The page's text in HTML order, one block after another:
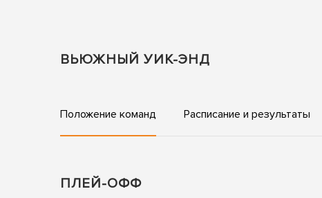
ВЬЮЖНЫЙ УИК-ЭНД
Положение команд Расписание и результаты
ПЛЕЙ-ОФФ